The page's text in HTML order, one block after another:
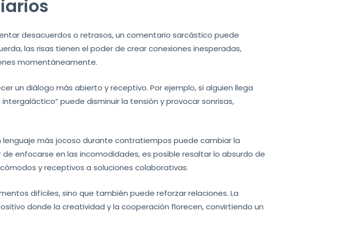
desacuerdos o retrasos, un comentario sarcástico puede
las risas tienen el poder de crear conexiones inesperadas,
momentáneamente.
un diálogo más abierto y receptivo. Por ejemplo, si alguien llega
puede disminuir la tensión y provocar sonrisas,
lenguaje más jocoso durante contratiempos puede cambiar la
enfocarse en las incomodidades, es posible resaltar lo absurdo de
y receptivos a soluciones colaborativas.
difíciles, sino que también puede reforzar relaciones. La
donde la creatividad y la cooperación florecen, convirtiendo un